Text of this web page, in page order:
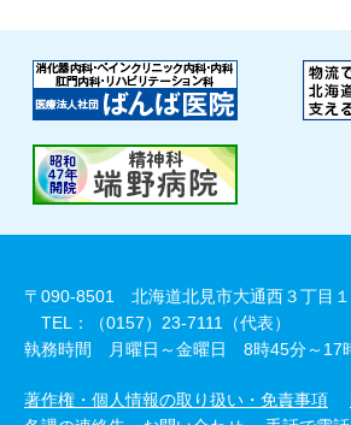
〒090-8501 北海道北見市大通西３丁目１
TEL：（0157）23-7111（代表）
執務時間 月曜日～金曜日 8時45分～17
著作権・個人情報の取り扱い・免責事項